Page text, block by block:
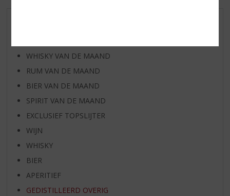
WHISKY VAN DE MAAND
RUM VAN DE MAAND
BIER VAN DE MAAND
SPIRIT VAN DE MAAND
EXCLUSIEF TOPSLIJTER
WIJN
WHISKY
BIER
APERITIEF
GEDISTILLEERD OVERIG